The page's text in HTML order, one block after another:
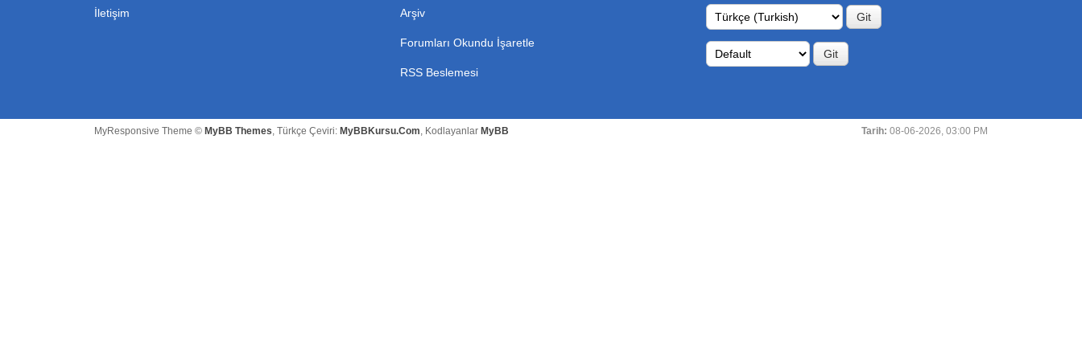
İletişim Arşiv
Forumları Okundu İşaretle
RSS Beslemesi
MyResponsive Theme © MyBB Themes, Türkçe Çeviri: MyBBKursu.Com, Kodlayanlar MyBB Tarih: 08-06-2026, 03:00 PM